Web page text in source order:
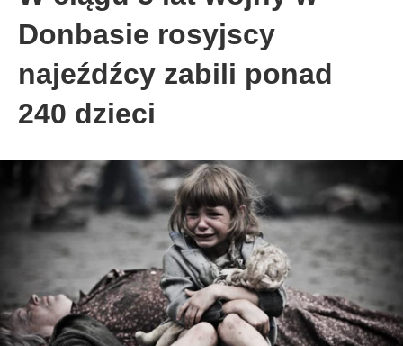
Donbasie rosyjscy
najeźdźcy zabili ponad
240 dzieci